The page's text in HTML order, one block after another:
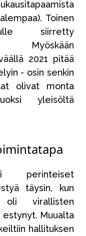
Toinen
siirretty
Myöskään
2021 pitää
- osin senkin
olivat monta
yleisöltä
perinteiset
täysin, kun
oli virallisten
Muualta
hallituksen